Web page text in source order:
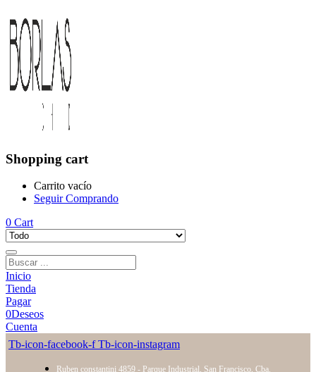
Shopping cart
Carrito vacío
Seguir Comprando
0 Cart
Inicio
Tienda
Pagar
0Deseos
Cuenta
Tb-icon-facebook-f Tb-icon-instagram
Ruben constantini 4859 - Parque Industrial, San Francisco, Cba.